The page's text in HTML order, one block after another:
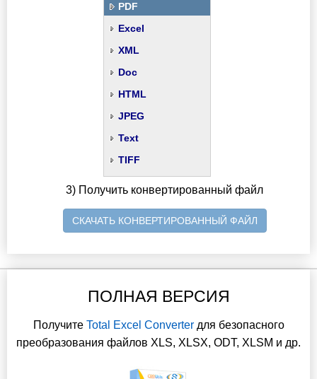
PDF
Excel
XML
Doc
HTML
JPEG
Text
TIFF
3) Получить конвертированный файл
СКАЧАТЬ КОНВЕРТИРОВАННЫЙ ФАЙЛ
ПОЛНАЯ ВЕРСИЯ
Получите Total Excel Converterдля безопасного
преобразования файлов XLS, XLSX, ODT, XLSM и др.